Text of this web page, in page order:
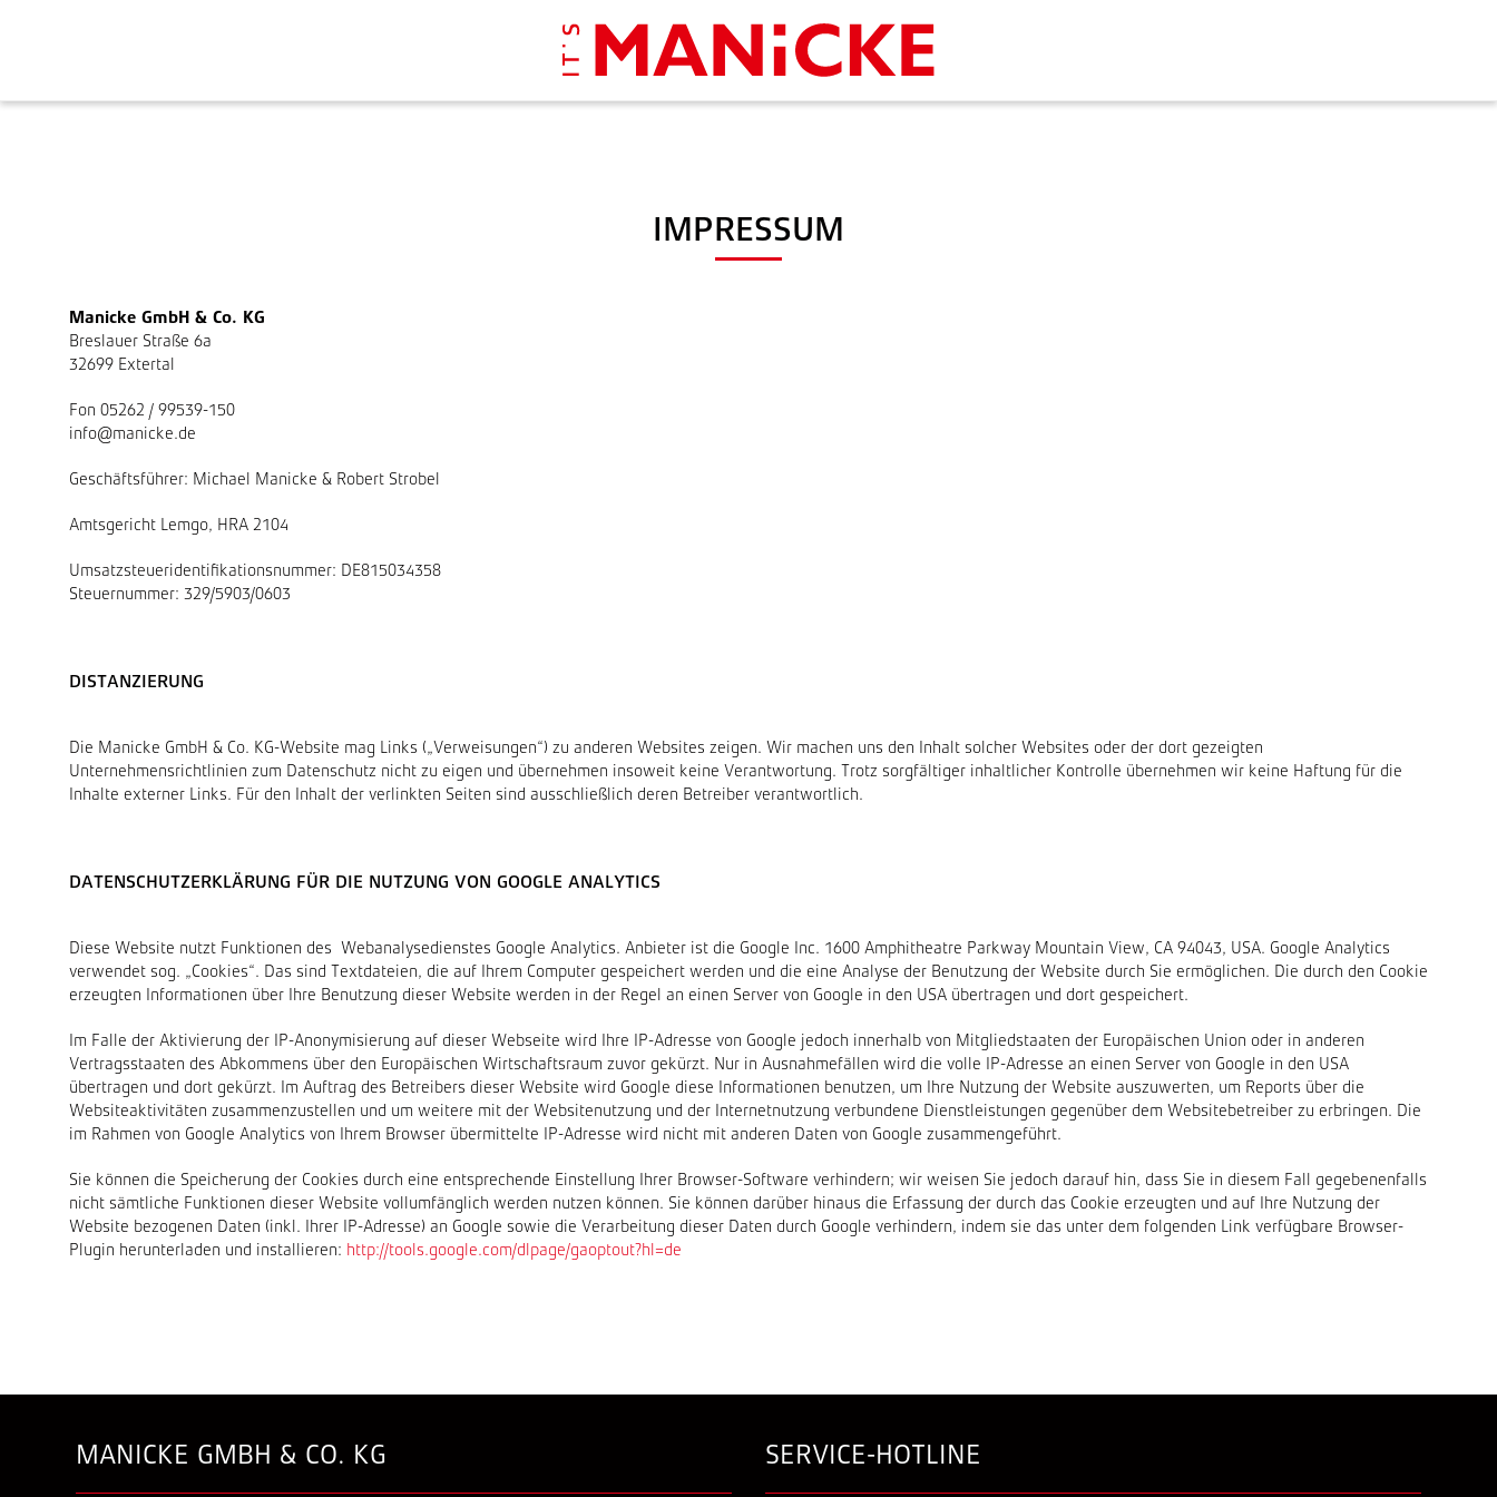
IMPRESSUM
Manicke GmbH & Co. KG
Breslauer Straße 6a
32699 Extertal
Fon 05262 / 99539-150
info@manicke.de
Geschäftsführer: Michael Manicke & Robert Strobel
Amtsgericht Lemgo, HRA 2104
Umsatzsteueridentifikationsnummer: DE815034358
Steuernummer: 329/5903/0603
DISTANZIERUNG
Die Manicke GmbH & Co. KG-Website mag Links („Verweisungen“) zu anderen Websites zeigen. Wir machen uns den Inhalt solcher Websites oder der dort gezeigten
Unternehmensrichtlinien zum Datenschutz nicht zu eigen und übernehmen insoweit keine Verantwortung. Trotz sorgfältiger inhaltlicher Kontrolle übernehmen wir keine Haftung für die
Inhalte externer Links. Für den Inhalt der verlinkten Seiten sind ausschließlich deren Betreiber verantwortlich.
DATENSCHUTZERKLÄRUNG FÜR DIE NUTZUNG VON GOOGLE ANALYTICS
Diese Website nutzt Funktionen des Webanalysedienstes Google Analytics. Anbieter ist die Google Inc. 1600 Amphitheatre Parkway Mountain View, CA 94043, USA. Google Analytics
verwendet sog. „Cookies“. Das sind Textdateien, die auf Ihrem Computer gespeichert werden und die eine Analyse der Benutzung der Website durch Sie ermöglichen. Die durch den Cookie
erzeugten Informationen über Ihre Benutzung dieser Website werden in der Regel an einen Server von Google in den USA übertragen und dort gespeichert.
Im Falle der Aktivierung der IP-Anonymisierung auf dieser Webseite wird Ihre IP-Adresse von Google jedoch innerhalb von Mitgliedstaaten der Europäischen Union oder in anderen
Vertragsstaaten des Abkommens über den Europäischen Wirtschaftsraum zuvor gekürzt. Nur in Ausnahmefällen wird die volle IP-Adresse an einen Server von Google in den USA
übertragen und dort gekürzt. Im Auftrag des Betreibers dieser Website wird Google diese Informationen benutzen, um Ihre Nutzung der Website auszuwerten, um Reports über die
Websiteaktivitäten zusammenzustellen und um weitere mit der Websitenutzung und der Internetnutzung verbundene Dienstleistungen gegenüber dem Websitebetreiber zu erbringen. Die
im Rahmen von Google Analytics von Ihrem Browser übermittelte IP-Adresse wird nicht mit anderen Daten von Google zusammengeführt.
Sie können die Speicherung der Cookies durch eine entsprechende Einstellung Ihrer Browser-Software verhindern; wir weisen Sie jedoch darauf hin, dass Sie in diesem Fall gegebenenfalls
nicht sämtliche Funktionen dieser Website vollumfänglich werden nutzen können. Sie können darüber hinaus die Erfassung der durch das Cookie erzeugten und auf Ihre Nutzung der
Website bezogenen Daten (inkl. Ihrer IP-Adresse) an Google sowie die Verarbeitung dieser Daten durch Google verhindern, indem sie das unter dem folgenden Link verfügbare Browser-
Plugin herunterladen und installieren: http://tools.google.com/dlpage/gaoptout?hl=de
MANICKE GMBH & CO. KG SERVICE-HOTLINE